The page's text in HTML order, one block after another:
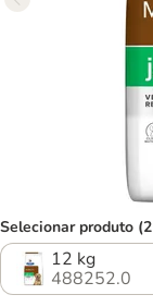
Selecionar produto
12 kg
488252.0